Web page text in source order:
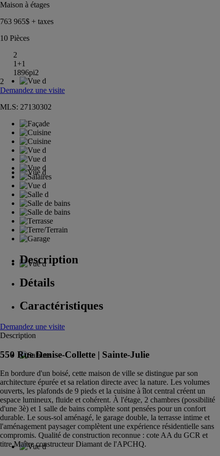
Maison à étages
763 965$ + taxes
10 Pièces
2
1+1
1896pi2
2
Demandez une visite
MLS: 27130302
Description
Détails
Caractéristiques
Demandez une visite
Description
550 Rue Denise-Collette | Sainte-Julie
En bordure d'un boisé, cette maison de ville se distingue par son
architecture épurée et sa relation directe avec la nature. Les volumes
ouverts, les plafonds de 9 pieds et la cuisine à îlot central créent un
espace lumineux, fluide et cohérent. À l'étage, 2 chambres (possibilité
d'une 3è) et 1 salle de bains complète sont pensées pour un confort
durable. Le sous-sol aménagé, le garage double, la terrasse intime et
l'aménagement paysager complètent une expérience résidentielle sans
compromis. Qualité de construction reconnue : cote AA du GCR et
titre Maître constructeur Diamant de l'APCHQ.